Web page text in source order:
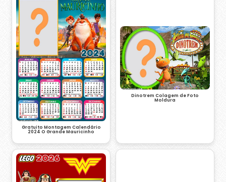
Gratuito Montagem Calendário
2024 O Grande Mauricinho
Dinotrem Colagem de Foto
Moldura